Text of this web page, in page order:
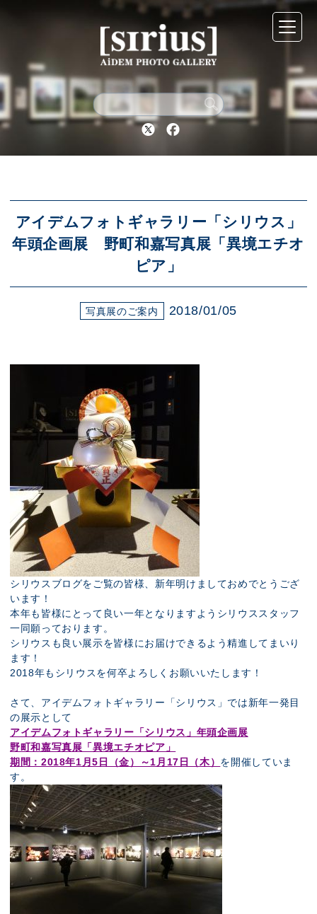
Twitter Facebook
アイデムフォトギャラリー「シリウス」
年頭企画展 野町和嘉写真展「異境エチオ
ピア」
写真展のご案内 2018/01/05
シリウスブログをご覧の皆様、新年明けましておめでとうござ
います！
本年も皆様にとって良い一年となりますようシリウススタッフ
一同願っております。
シリウスも良い展示を皆様にお届けできるよう精進してまいり
ます！
2018年もシリウスを何卒よろしくお願いいたします！
さて、アイデムフォトギャラリー「シリウス」では新年一発目
の展示として
アイデムフォトギャラリー「シリウス」年頭企画展
野町和嘉写真展「異境エチオピア」
期間：2018年1月5日（金）～1月17日（木） を開催していま
す。
シリウスについて
展示スケジュール
アクセス
展示のお申し込み